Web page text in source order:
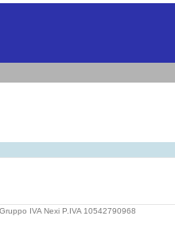
IVA Nexi P.IVA 10542790968